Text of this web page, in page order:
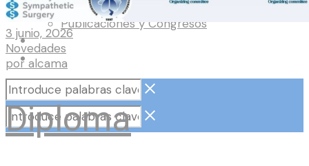
Novedades y Prensa
Publicaciones y Congresos
Contacto
| English
3 junio, 2026
Novedades
por alcama
Diploma